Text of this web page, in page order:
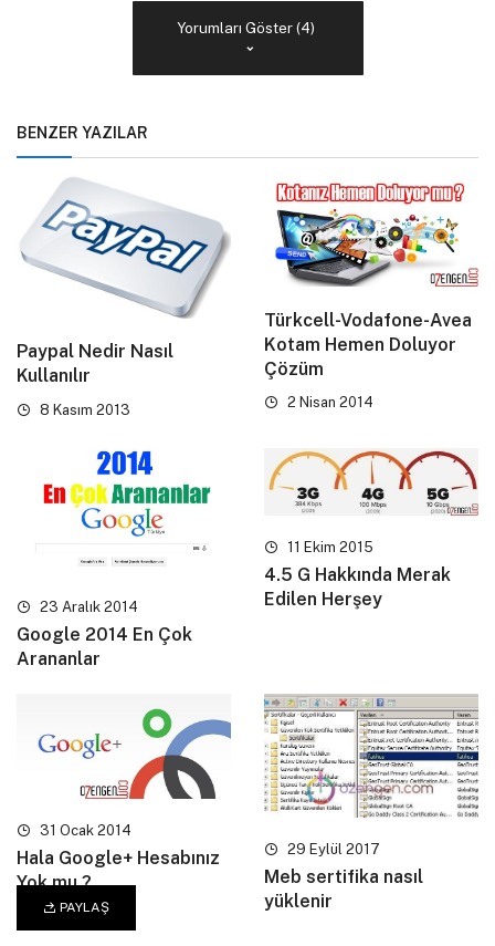
PAYLAŞ
Yorumları Göster (4)
BENZER YAZILAR
Paypal Nedir Nasıl
Kullanılır
8 Kasım 2013
Türkcell-Vodafone-Avea
Kotam Hemen Doluyor
Çözüm
2 Nisan 2014
23 Aralık 2014
Google 2014 En Çok
Arananlar
11 Ekim 2015
4.5 G Hakkında Merak
Edilen Herşey
31 Ocak 2014
Hala Google+ Hesabınız
Yok mu ?
29 Eylül 2017
Meb sertifika nasıl
yüklenir